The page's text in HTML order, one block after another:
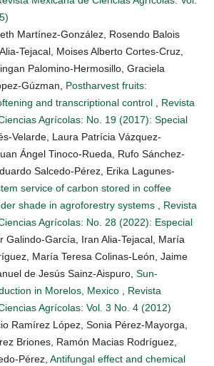
Martínez-González, Rosendo Balois
Tejacal, Moises Alberto Cortes-Cruz,
Palomino-Hermosillo, Graciela
Gúzman, Postharvest fruits:
and transcriptional control , Revista
Agrícolas: No. 19 (2017): Special
Velarde, Laura Patrícia Vázquez-
Ángel Tinoco-Rueda, Rufo Sánchez-
Salcedo-Pérez, Erika Lagunes-
service of carbon stored in coffee
shade in agroforestry systems , Revista
Agrícolas: No. 28 (2022): Especial
Galindo-García, Iran Alia-Tejacal, María
María Teresa Colinas-León, Jaime
de Jesús Sainz-Aispuro, Sun-
in Morelos, Mexico , Revista
Agrícolas: Vol. 3 No. 4 (2012)
Ramírez López, Sonia Pérez-Mayorga,
Briones, Ramón Macias Rodríguez,
Pérez, Antifungal effect and chemical